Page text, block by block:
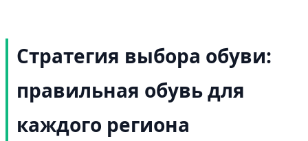
Стратегия выбора обуви:
правильная обувь для
каждого региона